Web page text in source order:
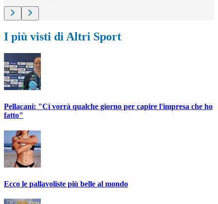
I più visti di Altri Sport
Pellacani: "Ci vorrà qualche giorno per capire l'impresa che ho
fatto"
Ecco le pallavoliste più belle al mondo